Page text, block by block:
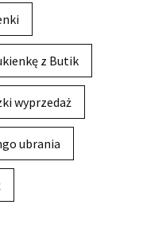
z Butik
wyprzedaż
ubrania